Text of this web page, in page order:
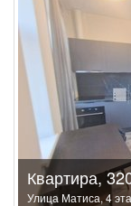
Квартира,
Улица Матиса, 4